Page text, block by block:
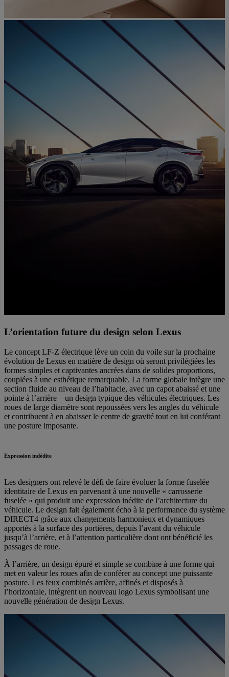
L’orientation future du design selon Lexus
Le concept LF-Z électrique lève un coin du voile sur la prochaine
évolution de Lexus en matière de design où seront privilégiées les
formes simples et captivantes ancrées dans de solides proportions,
couplées à une esthétique remarquable. La forme globale intègre une
section fluide au niveau de l’habitacle, avec un capot abaissé et une
pointe à l’arrière – un design typique des véhicules électriques. Les
roues de large diamètre sont repoussées vers les angles du véhicule
et contribuent à en abaisser le centre de gravité tout en lui conférant
une posture imposante.
Expression indédite
Les designers ont relevé le défi de faire évoluer la forme fuselée
identitaire de Lexus en parvenant à une nouvelle « carrosserie
fuselée » qui produit une expression inédite de l’architecture du
véhicule. Le design fait également écho à la performance du système
DIRECT4 grâce aux changements harmonieux et dynamiques
apportés à la surface des portières, depuis l’avant du véhicule
jusqu’à l’arrière, et à l’attention particulière dont ont bénéficié les
passages de roue.
À l’arrière, un design épuré et simple se combine à une forme qui
met en valeur les roues afin de conférer au concept une puissante
posture. Les feux combinés arrière, affinés et disposés à
l’horizontale, intègrent un nouveau logo Lexus symbolisant une
nouvelle génération de design Lexus.